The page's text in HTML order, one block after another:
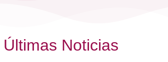
Últimas Noticias